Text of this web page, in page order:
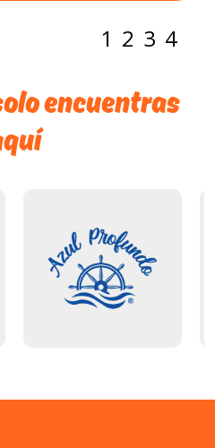
1 2 3 4
encuentras